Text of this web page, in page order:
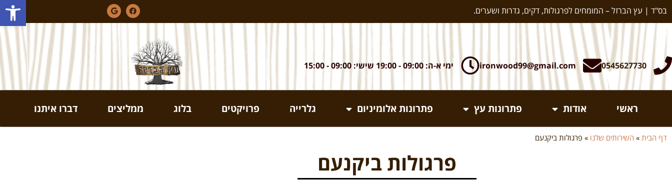
פתח בס"ד | עץ הברזל – המומחים לפרגולות, דקים, גדרות ושערים.
0545627730
ironwood99@gmail.com ימי א-ה: 09:00 - 19:00 שישי: 09:00 - 15:00
ראשי אודות פתרונות עץ פתרונות אלומיניום גלרייה פרויקטים בלוג ממליצים דברו איתנו
דף הבית » השירותים שלנו » פרגולות ביקנעם
פרגולות ביקנעם